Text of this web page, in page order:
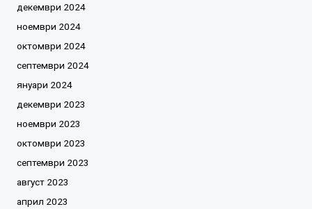
декември 2024
ноември 2024
октомври 2024
септември 2024
януари 2024
декември 2023
ноември 2023
октомври 2023
септември 2023
август 2023
април 2023